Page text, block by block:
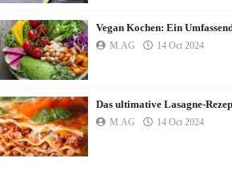
Vegan Kochen: Ein
M.AG 14 Oct 2024
Das ultimative Lasagne-
M.AG 14 Oct 2024